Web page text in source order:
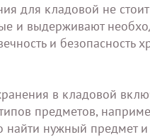
для кладовой не
и выдерживают
и безопасность
в кладовой
предметов,
найти нужный предмет